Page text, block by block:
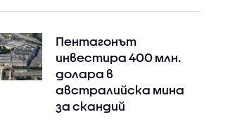
Пентагонът
инвестира 400 млн.
долара в
австралийска мина
за скандий